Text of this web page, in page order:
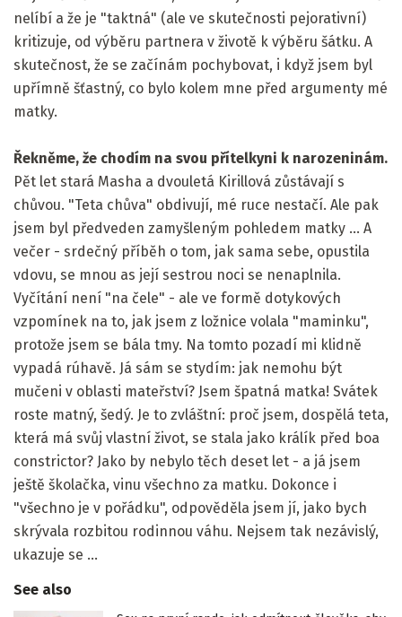
nelíbí a že je "taktná" (ale ve skutečnosti pejorativní)
kritizuje, od výběru partnera v životě k výběru šátku. A
skutečnost, že se začínám pochybovat, i když jsem byl
upřímně šťastný, co bylo kolem mne před argumenty mé
matky.
Řekněme, že chodím na svou přítelkyni k narozeninám.
Pět let stará Masha a dvouletá Kirillová zůstávají s
chůvou. "Teta chůva" obdivují, mé ruce nestačí. Ale pak
jsem byl předveden zamyšleným pohledem matky ... A
večer - srdečný příběh o tom, jak sama sebe, opustila
vdovu, se mnou as její sestrou noci se nenaplnila.
Vyčítání není "na čele" - ale ve formě dotykových
vzpomínek na to, jak jsem z ložnice volala "maminku",
protože jsem se bála tmy. Na tomto pozadí mi klidně
vypadá rúhavě. Já sám se stydím: jak nemohu být
mučeni v oblasti mateřství? Jsem špatná matka! Svátek
roste matný, šedý. Je to zvláštní: proč jsem, dospělá teta,
která má svůj vlastní život, se stala jako králík před boa
constrictor? Jako by nebylo těch deset let - a já jsem
ještě školačka, vinu všechno za matku. Dokonce i
"všechno je v pořádku", odpověděla jsem jí, jako bych
skrývala rozbitou rodinnou váhu. Nejsem tak nezávislý,
ukazuje se ...
See also